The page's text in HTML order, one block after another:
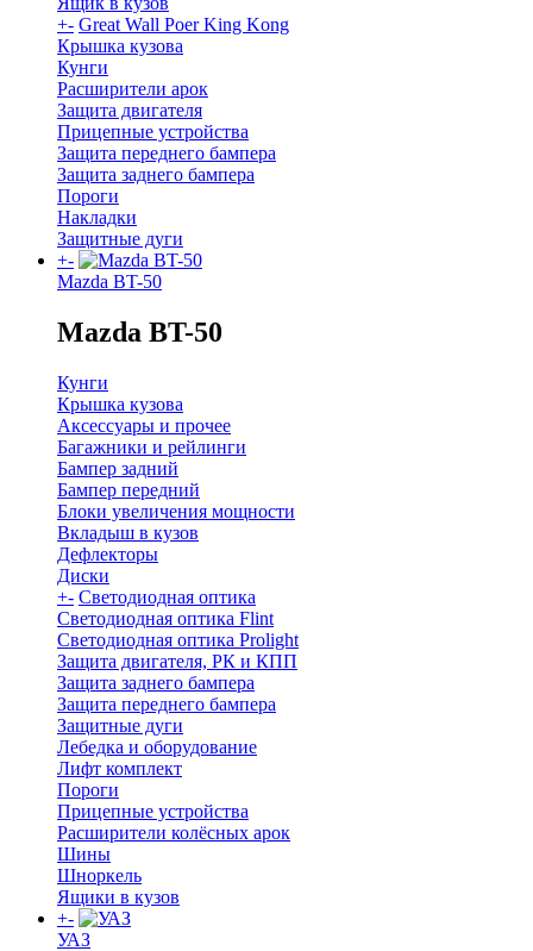
+- Great Wall Poer King Kong
Крышка кузова
Кунги
Расширители арок
Защита двигателя
Прицепные устройства
Защита переднего бампера
Защита заднего бампера
Пороги
Накладки
Защитные дуги
+-
Mazda BT-50
Mazda BT-50
Кунги
Крышка кузова
Аксессуары и прочее
Багажники и рейлинги
Бампер задний
Бампер передний
Блоки увеличения мощности
Вкладыш в кузов
Дефлекторы
Диски
+- Светодиодная оптика
Светодиодная оптика Flint
Светодиодная оптика Prolight
Защита двигателя, РК и КПП
Защита заднего бампера
Защита переднего бампера
Защитные дуги
Лебедка и оборудование
Лифт комплект
Пороги
Прицепные устройства
Расширители колёсных арок
Шины
Шноркель
Ящики в кузов
+-
УАЗ